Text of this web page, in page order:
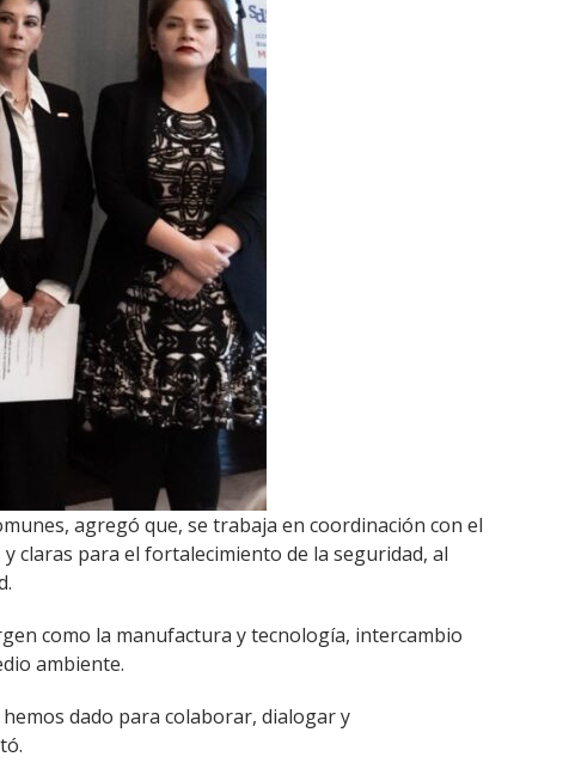
agregó que, se trabaja en coordinación con el
claras para el fortalecimiento de la seguridad, al
como la manufactura y tecnología, intercambio
ambiente.
dado para colaborar, dialogar y